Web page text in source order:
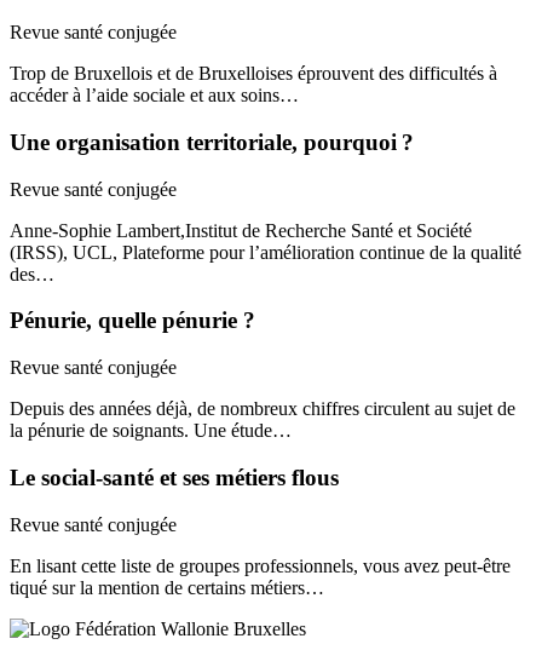
Revue santé conjugée
Trop de Bruxellois et de Bruxelloises éprouvent des difficultés à
accéder à l’aide sociale et aux soins…
Une organisation territoriale, pourquoi ?
Revue santé conjugée
Anne-Sophie Lambert,Institut de Recherche Santé et Société
(IRSS), UCL, Plateforme pour l’amélioration continue de la qualité
des…
Pénurie, quelle pénurie ?
Revue santé conjugée
Depuis des années déjà, de nombreux chiffres circulent au sujet de
la pénurie de soignants. Une étude…
Le social-santé et ses métiers flous
Revue santé conjugée
En lisant cette liste de groupes professionnels, vous avez peut-être
tiqué sur la mention de certains métiers…